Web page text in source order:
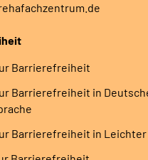
Barrierefreiheit
Barrierefreiheit in
Barrierefreiheit in Leichter